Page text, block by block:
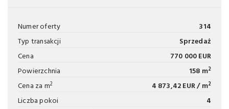
Numer oferty
314
Typ transakcji
Sprzedaż
Cena
770 000 EUR
Powierzchnia
158 m2
Cena za m2 4 873,42 EUR / m2
Liczba pokoi
4